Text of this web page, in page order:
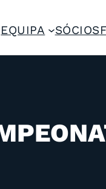
EQUIPA SÓCIOS